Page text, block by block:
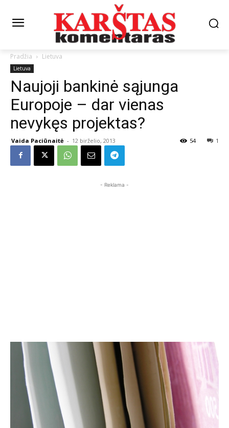
Pradžia Lietuva
Lietuva
Naujoji bankinė sąjunga
Europoje – dar vienas
nevykęs projektas?
Vaida Paciūnaitė - 12 birželio, 2013 1
54
- Reklama -